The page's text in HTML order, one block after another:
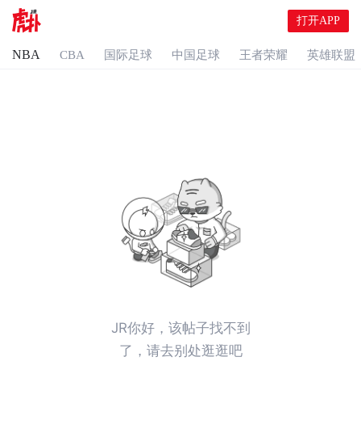
打开APP
NBA CBA 国际足球 中国足球 王者荣耀 英雄联盟
JR你好，该帖子找不到
了，请去别处逛逛吧